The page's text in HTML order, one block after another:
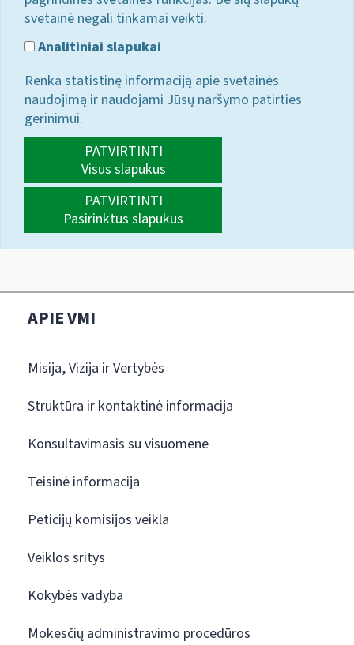
svetainė negali tinkamai veikti.
Analitiniai slapukai
Renka statistinę informaciją apie svetainės
naudojimą ir naudojami Jūsų naršymo patirties
gerinimui.
PATVIRTINTI
Visus slapukus
PATVIRTINTI
Pasirinktus slapukus
APIE VMI
Misija, Vizija ir Vertybės
Struktūra ir kontaktinė informacija
Konsultavimasis su visuomene
Teisinė informacija
Peticijų komisijos veikla
Veiklos sritys
Kokybės vadyba
Mokesčių administravimo procedūros